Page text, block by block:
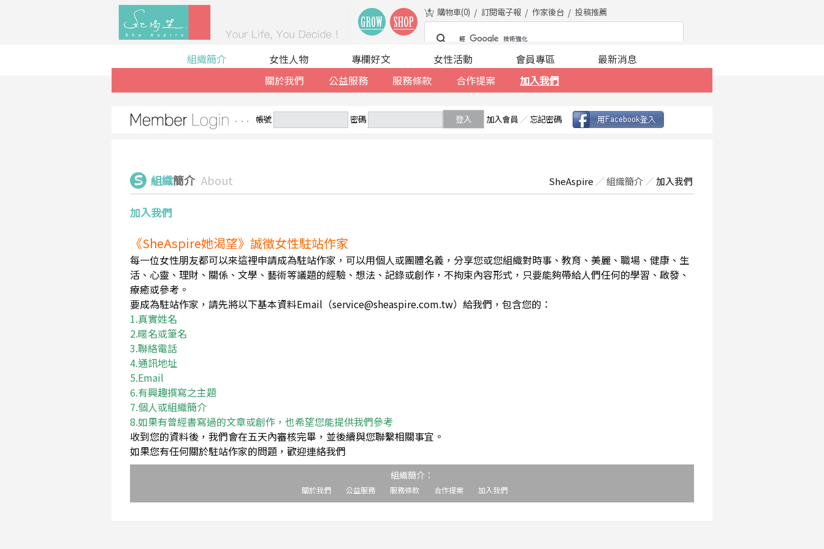
購物車(0) 訂閱電子報 作家後台 投稿推薦
組織簡介
關於我們
公益服務 服務條款 合作提案 加入我們
女性人物 專欄好文 女性活動 會員專區 最新消息
帳號 密碼 登入 加入會員 ／ 忘記密碼
組織簡介 About SheAspire ／組織簡介 ／加入我們
加入我們
《SheAspire她渴望》誠徵女性駐站作家
每一位女性朋友都可以來這裡申請成為駐站作家，可以用個人或團體名義，分享您或您組織對時事、教育、美麗、職場、健康、生
活、心靈、理財、關係、文學、藝術等議題的經驗、想法、記錄或創作，不拘束內容形式，只要能夠帶給人們任何的學習、啟發、
療癒或參考。
要成為駐站作家，請先將以下基本資料Email（service@sheaspire.com.tw）給我們，包含您的：
1.真實姓名
2.暱名或筆名
3.聯絡電話
4.通訊地址
5.Email
6.有興趣撰寫之主題
7.個人或組織簡介
8.如果有曾經書寫過的文章或創作，也希望您能提供我們參考
收到您的資料後，我們會在五天內審核完畢，並後續與您聯繫相關事宜。
如果您有任何關於駐站作家的問題，歡迎連絡我們
組織簡介：
關於我們 公益服務 服務條款 合作提案 加入我們